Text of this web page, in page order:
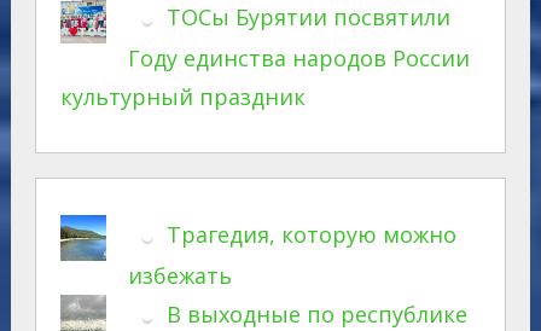
ТОСы Бурятии посвятили
Году единства народов России
культурный праздник
Трагедия, которую можно
избежать
В выходные по республике